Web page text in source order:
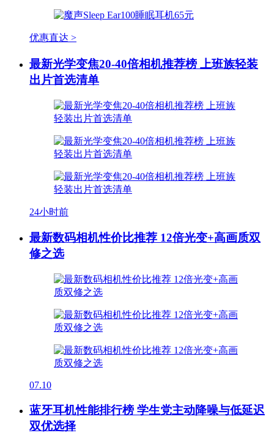
优惠直达 >
最新光学变焦20-40倍相机推荐榜 上班族轻装
出片首选清单
24小时前
最新数码相机性价比推荐 12倍光变+高画质双
修之选
07.10
蓝牙耳机性能排行榜 学生党主动降噪与低延迟
双优选择